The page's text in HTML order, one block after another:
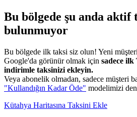
Bu bölgede şu anda aktif
bulunmuyor
Bu bölgede ilk taksi siz olun! Yeni
Google'da görünür olmak için sadece ilk
indirimle taksinizi ekleyin.
Veya abonelik olmadan, sadece müşteri
"Kullandığın Kadar Öde" modelimizi
Kütahya Haritasına Taksini Ekle